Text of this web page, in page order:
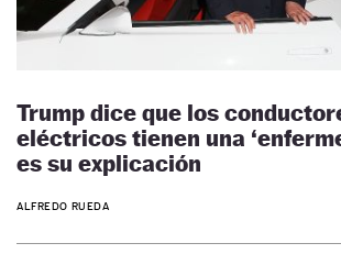
Trump dice que los
eléctricos tienen una
es su explicación
ALFREDO RUEDA